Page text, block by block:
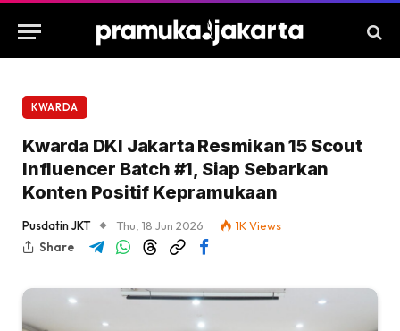
KWARDA
Kwarda DKI Jakarta Resmikan 15 Scout
Influencer Batch #1, Siap Sebarkan
Konten Positif Kepramukaan
Pusdatin JKT Thu, 18 Jun 2026 1KViews
Share